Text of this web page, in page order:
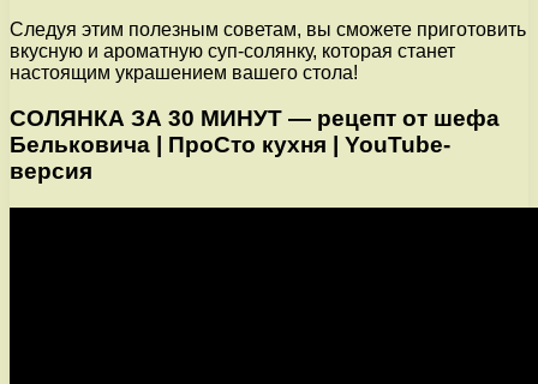
Следуя этим полезным советам, вы сможете приготовить
вкусную и ароматную суп-солянку, которая станет
настоящим украшением вашего стола!
СОЛЯНКА ЗА 30 МИНУТ — рецепт от шефа
Бельковича | ПроСто кухня | YouTube-
версия